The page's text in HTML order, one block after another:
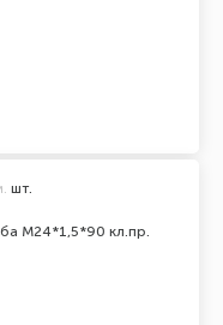
M24*1,5*90 кл.пр.
шт.